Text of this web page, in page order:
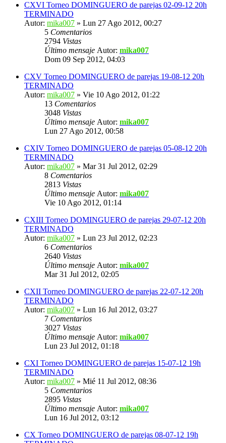
CXVI Torneo DOMINGUERO de parejas 02-09-12 20h
TERMINADO
Autor: mika007 » Lun 27 Ago 2012, 00:27
5 Comentarios
2794 Vistas
Último mensaje Autor: mika007
Dom 09 Sep 2012, 04:03
CXV Torneo DOMINGUERO de parejas 19-08-12 20h
TERMINADO
Autor: mika007 » Vie 10 Ago 2012, 01:22
13 Comentarios
3048 Vistas
Último mensaje Autor: mika007
Lun 27 Ago 2012, 00:58
CXIV Torneo DOMINGUERO de parejas 05-08-12 20h
TERMINADO
Autor: mika007 » Mar 31 Jul 2012, 02:29
8 Comentarios
2813 Vistas
Último mensaje Autor: mika007
Vie 10 Ago 2012, 01:14
CXIII Torneo DOMINGUERO de parejas 29-07-12 20h
TERMINADO
Autor: mika007 » Lun 23 Jul 2012, 02:23
6 Comentarios
2640 Vistas
Último mensaje Autor: mika007
Mar 31 Jul 2012, 02:05
CXII Torneo DOMINGUERO de parejas 22-07-12 20h
TERMINADO
Autor: mika007 » Lun 16 Jul 2012, 03:27
7 Comentarios
3027 Vistas
Último mensaje Autor: mika007
Lun 23 Jul 2012, 01:18
CXI Torneo DOMINGUERO de parejas 15-07-12 19h
TERMINADO
Autor: mika007 » Mié 11 Jul 2012, 08:36
5 Comentarios
2895 Vistas
Último mensaje Autor: mika007
Lun 16 Jul 2012, 03:12
CX Torneo DOMINGUERO de parejas 08-07-12 19h